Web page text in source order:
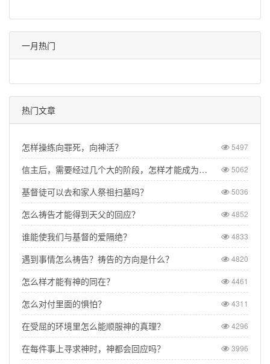
一月热门
热门文章
怎样操练向罪死，向神活？ 5497
信主后，需要经过几个大的阶段，怎样才能成为一个得胜的基督徒？ 5062
基督徒可以去和家人祭祖扫墓吗？ 5036
怎么祷告才能得到天父的回应？ 4852
谁能使我们与基督的爱隔绝？ 4833
遇到事情怎么祷告？祷告的方向是什么？ 4820
怎么样才能有神的同在？ 4461
怎么对付里面的惧怕？ 4311
在受屈的环境里怎么能顺服神的真理？ 4296
在每件事上寻求神时，神都会回应吗？ 3996